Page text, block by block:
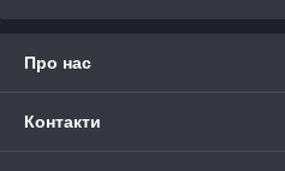
Про нас
Контакти